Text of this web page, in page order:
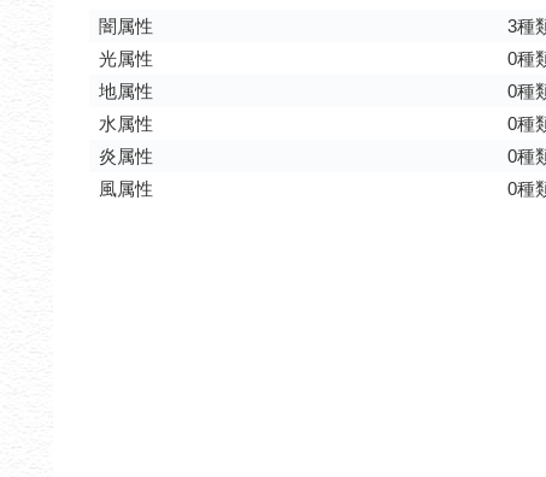
闇属性
3種
光属性
0種
地属性
0種
水属性
0種
炎属性
0種
風属性
0種